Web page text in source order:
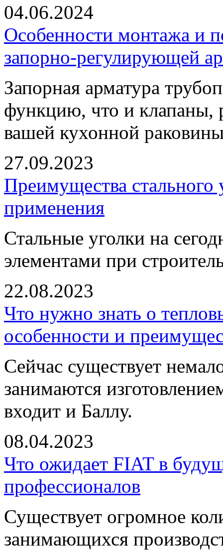
04.06.2024
Особенности монтажа и
запорно-регулирующей
Запорная арматура
функцию, что и клапаны,
вашей кухонной
27.09.2023
Преимущества стального
применения
Стальные уголки на
элементами при
22.08.2023
Что нужно знать о
особенности и
Сейчас существует
занимаются
входит и Баллу.
08.04.2023
Что ожидает FIAT в
профессионалов
Существует огромное
занимающихся